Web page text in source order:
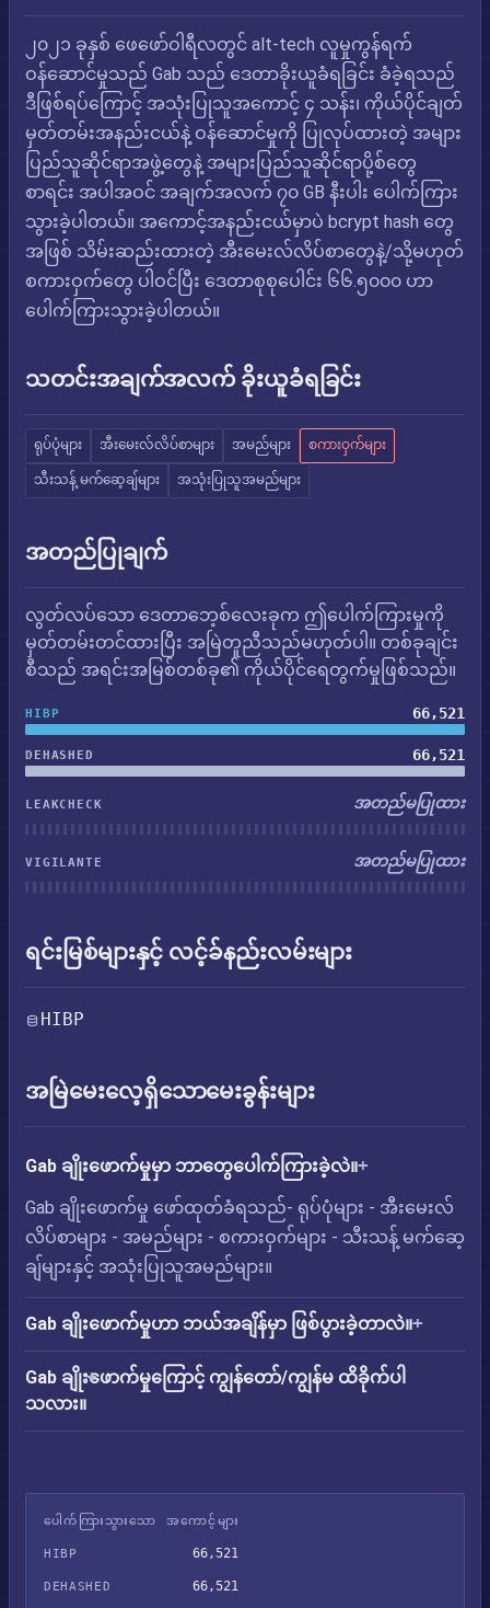
၂၀၂၁ ခုနှစ် ဖေဖော်ဝါရီလတွင် alt-tech လူမှုကွန်ရက်
ဝန်ဆောင်မှုသည် Gab သည် ဒေတာခိုးယူခံရခြင်း ခံခဲ့ရသည်
ဒီဖြစ်ရပ်ကြောင့် အသုံးပြုသူအကောင့် ၄ သန်း၊ ကိုယ်ပိုင်ချတ်
မှတ်တမ်းအနည်းငယ်နဲ့ ဝန်ဆောင်မှုကို ပြုလုပ်ထားတဲ့ အများ
ပြည်သူဆိုင်ရာအဖွဲ့တွေနဲ့ အများပြည်သူဆိုင်ရာပို့စ်တွေ
စာရင်း အပါအဝင် အချက်အလက် ၇၀ GB နီးပါး ပေါက်ကြား
သွားခဲ့ပါတယ်။ အကောင့်အနည်းငယ်မှာပဲ bcrypt hash တွေ
အဖြစ် သိမ်းဆည်းထားတဲ့ အီးမေးလ်လိပ်စာတွေနဲ့/သို့မဟုတ်
စကားဝှက်တွေ ပါဝင်ပြီး ဒေတာစုစုပေါင်း ၆၆.၅၀၀၀ ဟာ
ပေါက်ကြားသွားခဲ့ပါတယ်။
သတင်းအချက်အလက် ခိုးယူခံရခြင်း
ရုပ်ပုံများ အီးမေးလ်လိပ်စာများ အမည်များ စကားဝှက်များ
သီးသန့် မက်ဆေ့ချ်များ အသုံးပြုသူအမည်များ
အတည်ပြုချက်
လွတ်လပ်သော ဒေတာဘေ့စ်လေးခုက ဤပေါက်ကြားမှုကို
မှတ်တမ်းတင်ထားပြီး အမြဲတူညီသည်မဟုတ်ပါ။ တစ်ခုချင်း
စီသည် အရင်းအမြစ်တစ်ခု၏ ကိုယ်ပိုင်ရေတွက်မှုဖြစ်သည်။
HIBP 66,521
DEHASHED 66,521
LEAKCHECK အတည်မပြုထား
VIGILANTE အတည်မပြုထား
ရင်းမြစ်များနှင့် လင့်ခ်နည်းလမ်းများ
HIBP
အမြဲမေးလေ့ရှိသောမေးခွန်းများ
Gab ချိုးဖောက်မှုမှာ ဘာတွေပေါက်ကြားခဲ့လဲ။
Gab ချိုးဖောက်မှု ဖော်ထုတ်ခံရသည်- ရုပ်ပုံများ - အီးမေးလ်
လိပ်စာများ - အမည်များ - စကားဝှက်များ - သီးသန့် မက်ဆေ့
ချ်များနှင့် အသုံးပြုသူအမည်များ။
Gab ချိုးဖောက်မှုဟာ ဘယ်အချိန်မှာ ဖြစ်ပွားခဲ့တာလဲ။
Gab ချိုးဖောက်မှုကြောင့် ကျွန်တော်/ကျွန်မ ထိခိုက်ပါ
သလား။
ပေါက်ကြားသွားသော အကောင့်များ
HIBP 66,521
DEHASHED 66,521